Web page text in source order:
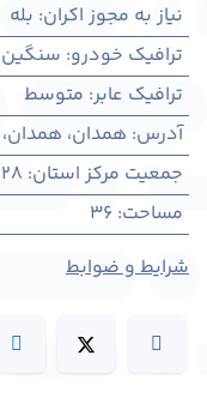
نیاز به مجوز اکران: بله
ترافیک خودرو: سنگین
ترافیک عابر: متوسط
آدرس: همدان،
جمعیت مرکز استان:
مساحت:
36
شرایط و ضوابط